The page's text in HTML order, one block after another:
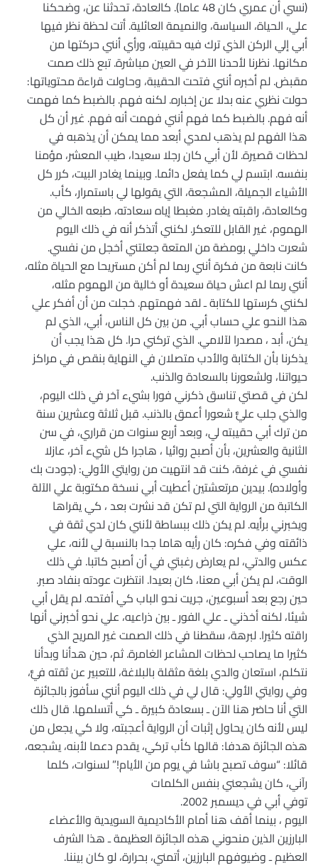
(نسي أن عمري كان 48 عاما). كالعادة، تحدثنا عن، وضحكنا
علي، الحياة، السياسة، والنميمة العائلية. أتت لحظة نظر فيها
أبي إلي الركن الذي ترك فيه حقيبته، ورأي أنني حركتها من
مكانها. نظرنا لأحدنا الآخر في العين مباشرة. تبع ذلك صمت
مقبض. لم أخبره أنني فتحت الحقيبة، وحاولت قراءة محتوياتها:
حولت نظري عنه بدلا عن إخباره. لكنه فهم. بالضبط كما فهمت
أنه فهم. بالضبط كما فهم أنني فهمت أنه فهم. غير أن كل
هذا الفهم لم يذهب لمدي أبعد مما يمكن أن يذهبه في
لحظات قصيرة. لأن أبي كان رجلا سعيدا، طيب المعشر، مؤمنا
بنفسه. ابتسم لي كما يفعل دائما. وبينما يغادر البيت، كرر كل
الأشياء الجميلة، المشجعة، التي يقولها لي باستمرار، كأب.
وكالعادة، راقبته يغادر. مغبطا إياه سعادته، طبعه الخالي من
الهموم، غير القابل للتعكر. لكنني أتذكر أنه في ذلك اليوم
شعرت داخلي بومضة من المتعة جعلتني أخجل من نفسي.
كانت نابعة من فكرة أنني ربما لم أكن مستريحا مع الحياة مثله،
أنني ربما لم اعش حياة سعيدة أو خالية من الهموم مثله،
لكنني كرستها للكتابة ـ لقد فهمتهم. خجلت من أن أفكر علي
هذا النحو علي حساب أبي. من بين كل الناس، أبي، الذي لم
يكن، أبد ، مصدرا لآلامي. الذي تركني حرا. كل هذا يجب أن
يذكرنا بأن الكتابة والأدب متصلان في النهاية بنقص في مراكز
حيواتنا، ولشعورنا بالسعادة والذنب.
لكن في قصتي تناسق ذكرني فورا بشيء آخر في ذلك اليوم،
والذي جلب عليٌّ شعورا أعمق بالذنب. قبل ثلاثة وعشرين سنة
من ترك أبي حقيبته لي، وبعد أربع سنوات من قراري، في سن
الثانية والعشرين، بأن أصبح روائيا ، هاجرا كل شيء آخر، عازلا
نفسي في غرفة، كنت قد انتهيت من روايتي الأولي: (جودت بك
وأولاده). بيدين مرتعشتين أعطيت أبي نسخة مكتوبة علي الآلة
الكاتبة من الرواية التي لم تكن قد نشرت بعد ، كي يقراها
ويخبرني برأيه. لم يكن ذلك ببساطة لأنني كان لدي ثقة في
ذائقته وفي فكره: كان رأيه هاما جدا بالنسبة لي لأنه، علي
عكس والدتي، لم يعارض رغبتي في أن أصبح كاتبا. في ذلك
الوقت، لم يكن أبي معنا، كان بعيدا. انتظرت عودته بنفاد صبر.
حين رجع بعد أسبوعين، جريت نحو الباب كي أفتحه. لم يقل أبي
شيئا، لكنه أخذني ـ علي الفور ـ بين ذراعيه، علي نحو أخبرني أنها
راقته كثيرا. لبرهة، سقطنا في ذلك الصمت غير المريح الذي
كثيرا ما يصاحب لحظات المشاعر الغامرة. ثم، حين هدأنا وبدأنا
نتكلم، استعان والدي بلغة مثقلة بالبلاغة، للتعبير عن ثقته فيٌّ،
وفي روايتي الأولي: قال لي في ذلك اليوم أنني سأفوز بالجائزة
التي أنا حاضر هنا الآن ـ بسعادة كبيرة ـ كي أتسلمها. قال ذلك
ليس لأنه كان يحاول إثبات أن الرواية أعجبته، ولا كي يجعل من
هذه الجائزة هدفا: قالها كأب تركي، يقدم دعما لأبنه، يشجعه،
قائلا: “سوف تصبح باشا في يوم من الأيام!” لسنوات، كلما
رآني، كان يشجعني بنفس الكلمات
توفي أبي في ديسمبر 2002.
اليوم ، بينما أقف هنا أمام الأكاديمية السويدية والأعضاء
البارزين الذين منحوني هذه الجائزة العظيمة ـ هذا الشرف
العظيم ـ وضيوفهم البارزين، أتمني، بحرارة، لو كان بيننا.